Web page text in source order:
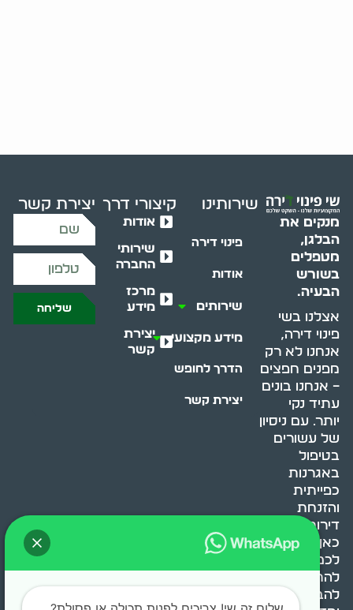
מנקים את
הבלגן,
מטפלים
בשורש
הבעיה.
אצלנו בשי
פינוי דירה,
אנחנו לא רק
מפנים חפצים
– אנחנו בונים
עתיד נקי
יותר. עם ניסיון
של עשורים
בטיפול
באגרנות
כפייתית
והזנחת
דירות, אנחנו
כאן כדי לעזור
לכם
להתמודד,
להבין ולשנות.
שירותינו
פינוי דירה
אודות
שירותים
מידע מקצועי
הדרך לחופש
יצירת קשר
קיצורי דרך
אודות
שירותי
החברה
מרכז
מידע
יצירת
קשר
יצירת קשר
שליחה